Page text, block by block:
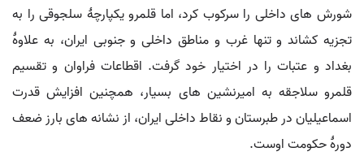
شورش های داخلی را سرکوب کرد، اما قلمرو یکپارچۀ سلجوقی را به
تجزیه کشاند و تنها غرب و مناطق داخلی و جنوبی ایران، به علاوۀ
بغداد و عتبات را در اختیار خود گرفت. اقطاعات فراوان و تقسیم
قلمرو سلاجقه به امیرنشین های بسیار، همچنین افزایش قدرت
اسماعیلیان در طبرستان و نقاط داخلی ایران، از نشانه های بارز ضعف
دورۀ حکومت اوست.